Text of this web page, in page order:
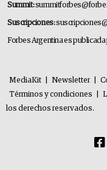
Summit:
Suscripciones:
Forbes Argentina es publicada
MediaKit Newsletter
Términos y condiciones
los derechos reservados.